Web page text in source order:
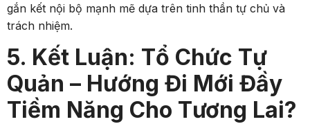
gắn kết nội bộ mạnh mẽ dựa trên tinh thần tự chủ và
trách nhiệm.
5. Kết Luận: Tổ Chức Tự
Quản – Hướng Đi Mới Đầy
Tiềm Năng Cho Tương Lai?